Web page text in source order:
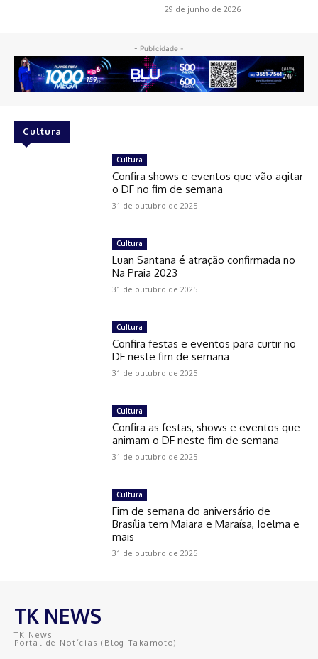
29 de junho de 2026
- Publicidade -
Cultura
Cultura
Confira shows e eventos que vão agitar
o DF no fim de semana
31 de outubro de 2025
Cultura
Luan Santana é atração confirmada no
Na Praia 2023
31 de outubro de 2025
Cultura
Confira festas e eventos para curtir no
DF neste fim de semana
31 de outubro de 2025
Cultura
Confira as festas, shows e eventos que
animam o DF neste fim de semana
31 de outubro de 2025
Cultura
Fim de semana do aniversário de
Brasília tem Maiara e Maraísa, Joelma e
mais
31 de outubro de 2025
TK NEWS
TK News
Portal de Notícias (Blog Takamoto)